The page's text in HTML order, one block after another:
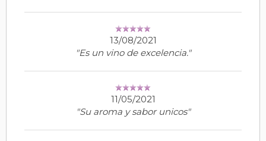
13/08/2021
"Es un vino de excelencia."
11/05/2021
"Su aroma y sabor unicos"